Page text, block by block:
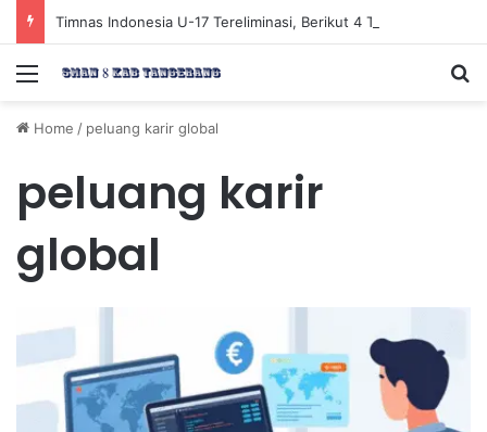
Menu
Home / peluang karir global
peluang karir
global